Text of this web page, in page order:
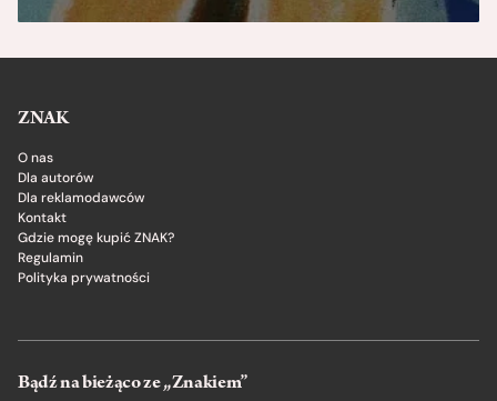
ZNAK
O nas
Dla autorów
Dla reklamodawców
Kontakt
Gdzie mogę kupić ZNAK?
Regulamin
Polityka prywatności
Bądź na bieżąco ze „Znakiem”